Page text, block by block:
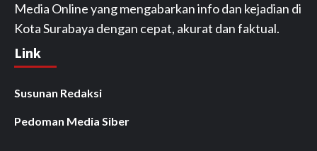
Media Online yang mengabarkan info dan kejadian di
Kota Surabaya dengan cepat, akurat dan faktual.
Link
Susunan Redaksi
Pedoman Media Siber